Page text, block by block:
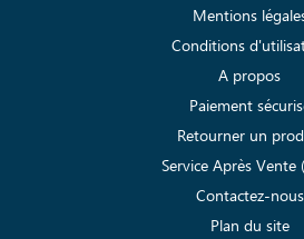
Mentions
Conditions
A propos
Paiement
Retourner un
Service Après Vente
Contactez-nous
Plan du site